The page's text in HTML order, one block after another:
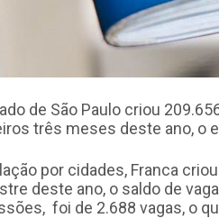
de São Paulo criou
três meses deste ano, o
por cidades, Franca
deste ano, o saldo de
foi de 2.688 vagas, o